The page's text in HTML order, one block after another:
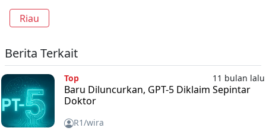
Riau
Berita Terkait
Top 11 bulan lalu
Baru Diluncurkan, GPT-5 Diklaim Sepintar
Doktor
R1/wira